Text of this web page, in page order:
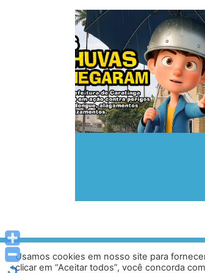
Av. Prof. Armando Alves da
Usamos cookies em nosso site para
clicar em “Aceitar todos”, você concorda